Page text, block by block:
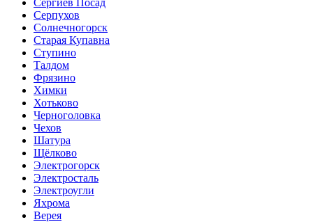
Сергиев Посад
Серпухов
Солнечногорск
Старая Купавна
Ступино
Талдом
Фрязино
Химки
Хотьково
Черноголовка
Чехов
Шатура
Щёлково
Электрогорск
Электросталь
Электроугли
Яхрома
Верея